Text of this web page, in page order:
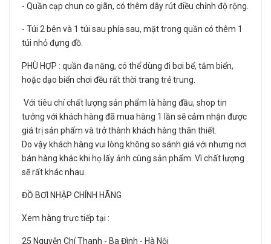
- Quần cạp chun co giãn, có thêm dây rút điều chỉnh độ rộng.
- Túi 2 bên và 1 túi sau phía sau, mặt trong quần có thêm 1
túi nhỏ đựng đồ.
PHÙ HỢP : quần đa năng, có thể dùng đi bơi bể, tắm biển,
hoặc dạo biển chơi đều rất thời trang trẻ trung.
Với tiêu chí chất lượng sản phẩm là hàng đầu, shop tin
tưởng với khách hàng đã mua hàng 1 lần sẽ cảm nhận được
giá trị sản phẩm và trở thành khách hàng thân thiết.
Do vậy khách hàng vui lòng không so sánh giá với nhưng nơi
bán hàng khác khi họ lấy ảnh cùng sản phẩm. Vì chất lượng
sẽ rất khác nhau.
ĐỒ BƠI NHẬP CHÍNH HÃNG
Xem hàng trực tiếp tại :
25 Nguyễn Chí Thanh - Ba Đình - Hà Nội